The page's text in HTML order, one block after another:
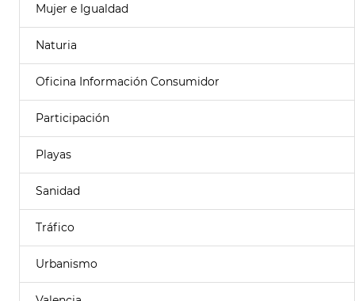
Mujer e Igualdad
Naturia
Oficina Información Consumidor
Participación
Playas
Sanidad
Tráfico
Urbanismo